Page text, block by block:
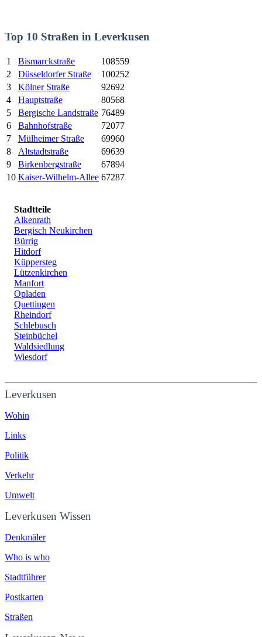
Top 10 Straßen in Leverkusen
1 Bismarckstraße
108559
2
Düsseldorfer Straße
100252
3
Kölner Straße
92692
4
Hauptstraße
80568
5
Bergische Landstraße 76489
6
Bahnhofstraße
72077
7
Mülheimer Straße
69960
8
Altstadtstraße
69639
9
Birkenbergstraße
67894
10 Kaiser-Wilhelm-Allee 67287
Stadtteile
Alkenrath
Bergisch Neukirchen
Bürrig
Hitdorf
Küppersteg
Lützenkirchen
Manfort
Opladen
Quettingen
Rheindorf
Schlebusch
Steinbüchel
Waldsiedlung
Wiesdorf
Leverkusen
Wohin
Links
Politik
Verkehr
Umwelt
Leverkusen Wissen
Denkmäler
Who is who
Stadtführer
Postkarten
Straßen